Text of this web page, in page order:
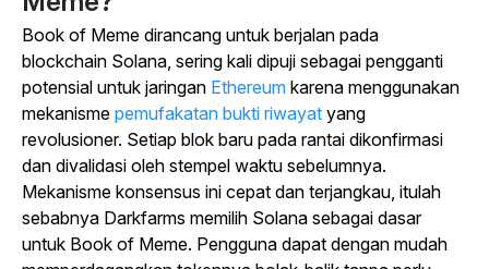
Book of Meme dirancang untuk berjalan pada
blockchain Solana, sering kali dipuji sebagai pengganti
potensial untuk jaringan Ethereum karena menggunakan
mekanisme pemufakatan bukti riwayat yang
revolusioner. Setiap blok baru pada rantai dikonfirmasi
dan divalidasi oleh stempel waktu sebelumnya.
Mekanisme konsensus ini cepat dan terjangkau, itulah
sebabnya Darkfarms memilih Solana sebagai dasar
untuk Book of Meme. Pengguna dapat dengan mudah